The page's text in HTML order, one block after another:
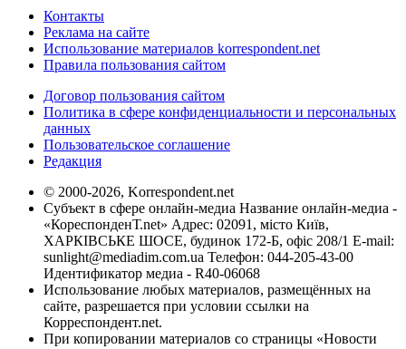
Контакты
Реклама на сайте
Использование материалов korrespondent.net
Правила пользования сайтом
Договор пользования сайтом
Политика в сфере конфиденциальности и персональных
данных
Пользовательское соглашение
Редакция
© 2000-2026, Korrespondent.net
Субъект в сфере онлайн-медиа Название онлайн-медиа -
«КореспонденТ.net» Адрес: 02091, місто Київ,
ХАРКІВСЬКЕ ШОСЕ, будинок 172-Б, офіс 208/1 E-mail:
sunlight@mediadim.com.ua Телефон: 044-205-43-00
Идентификатор медиа - R40-06068
Использование любых материалов, размещённых на
сайте, разрешается при условии ссылки на
Корреспондент.net.
При копировании материалов со страницы «Новости